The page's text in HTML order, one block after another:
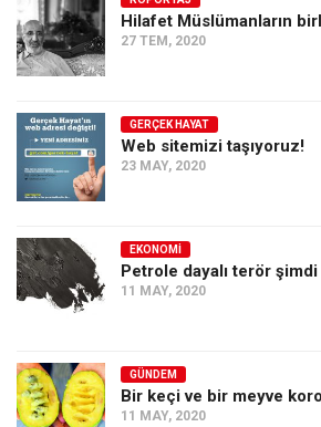
Ekonomi
Spor
Sağlık
Gıda-Beslenme
Türkiye
Siyaset
Dünya
Asya
Hilafet Müslümanların
27 TEM, 2020
GERÇEK HAYAT
Web sitemizi taşıyoruz!
23 MAY, 2020
EKONOMI
Petrole dayalı terör
11 MAY, 2020
GÜNDEM
Bir keçi ve bir meyve
11 MAY, 2020